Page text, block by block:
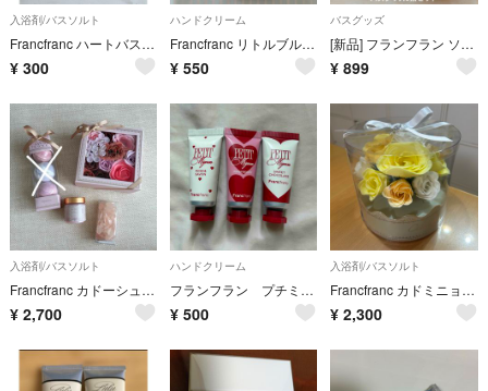
入浴剤/バスソルト
Francfranc ハートバスフィズ
¥ 300
ハンドクリーム
Francfranc リトルブルームチャーム付きハンドクリームOR
¥ 550
バスグッズ
[新品] フランフラン ソフトサボンの香りセレーナバスグッズ5点セット
¥ 899
入浴剤/バスソルト
Francfranc カドーシュシュ バスギフトセット プレゼント お祝い 風呂
¥ 2,700
ハンドクリーム
フランフラン プチミニョン ハンドクリームセット
¥ 500
入浴剤/バスソルト
Francfranc カドミニョン バスペタル ブーケ ライトグリーン 入浴剤
¥ 2,300